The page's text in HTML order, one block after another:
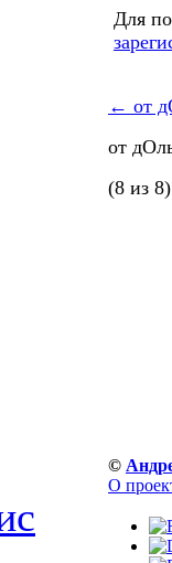
Для
← от
от
(8 из 8)
©
О